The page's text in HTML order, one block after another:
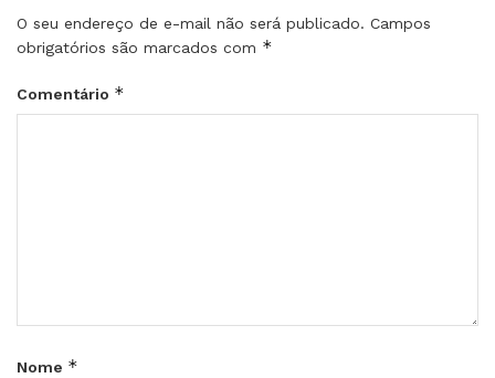
O seu endereço de e-mail não será publicado. Campos
obrigatórios são marcados com *
Comentário *
Nome *